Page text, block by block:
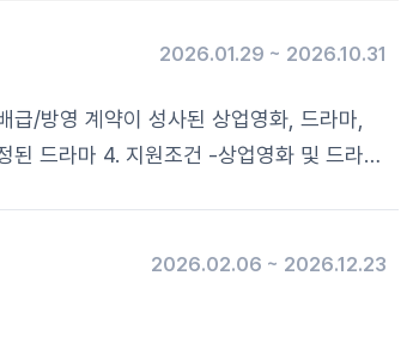
2026.01.29 ~ 2026.10.31
2026.02.06 ~ 2026.12.23